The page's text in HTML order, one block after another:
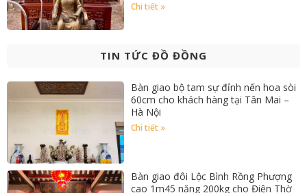
Chi tiết »
TIN TỨC ĐỒ ĐỒNG
Bàn giao bộ tam sự đỉnh nến hoa sòi
60cm cho khách hàng tại Tân Mai –
Hà Nội
Chi tiết »
Bàn giao đôi Lộc Bình Rồng Phượng
cao 1m45 nặng 200kg cho Điện Thờ